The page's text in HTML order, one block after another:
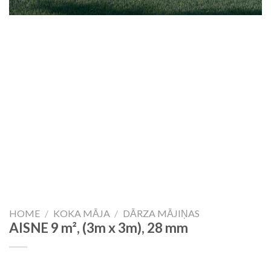
HOME / KOKA MĀJA / DĀRZA MĀJIŅAS
AISNE 9 m², (3m x 3m), 28 mm